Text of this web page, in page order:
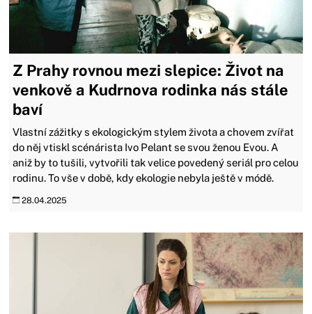
Z Prahy rovnou mezi slepice: Život na
venkově a Kudrnova rodinka nás stále
baví
Vlastní zážitky s ekologickým stylem života a chovem zvířat
do něj vtiskl scénárista Ivo Pelant se svou ženou Evou. A
aniž by to tušili, vytvořili tak velice povedený seriál pro celou
rodinu. To vše v době, kdy ekologie nebyla ještě v módě.
28.04.2025